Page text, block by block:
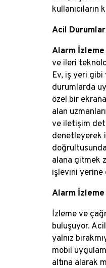
kullanıcıların
Acil
Alarm
ve ileri
Ev, iş yeri gibi
durumlarda
özel bir
alan
ve iletişim
denetleyerek
alana gitmek
işlevini
Alarm İzleme
İzleme ve
buluşuyor.
yalnız
mobil
altına alarak